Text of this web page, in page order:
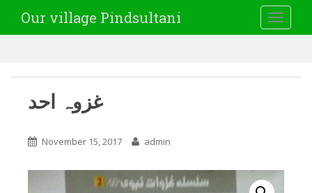
Our village Pindsultani
غزوہ احد
November 15, 2017 admin